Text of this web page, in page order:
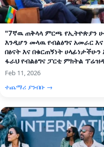
"7ኛዉ ጠቅላላ ምርጫ የኢትዮጵያን
እንዲሆን መላዉ የብልፅግና አመራር እና
በፅናት እና በቁርጠኝነት
ፋራህ የብልፅግና ፓርቲ ምክትል
Feb 11, 2026
ተጨማሪ ያንብቡ →